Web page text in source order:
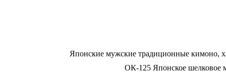
Японские мужские традиционные кимоно,
ОК-125 Японское шелковое